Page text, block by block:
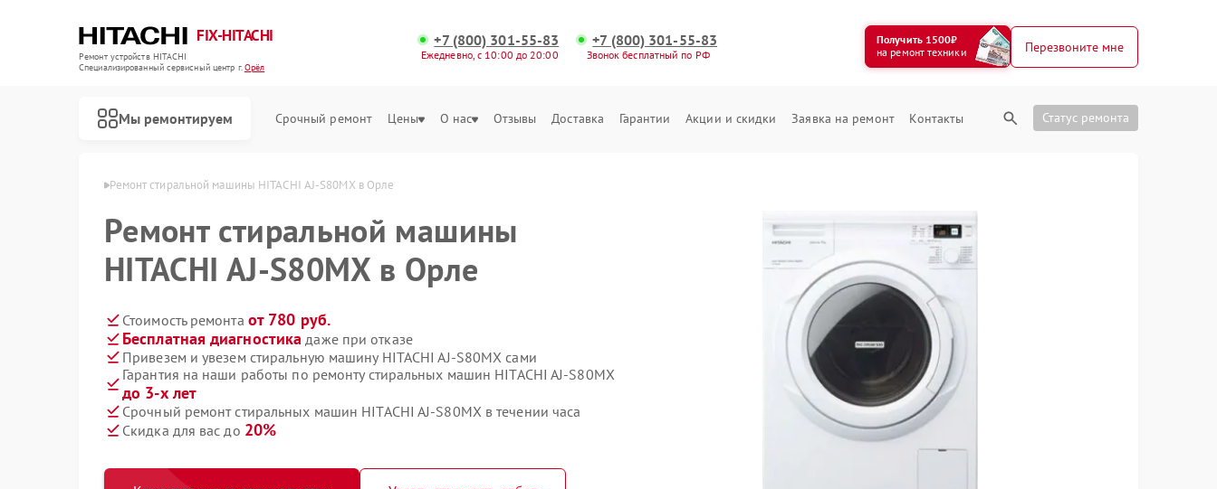
FIX-HITACHI
Ремонт устройств HITACHI
Специализированный cервисный центр г.Орёл
+7 (800) 301-55-83
Ежедневно, с 10:00 до 20:00
+7 (800) 301-55-83
Звонок бесплатный по РФ
Получить 1500₽
на ремонт техники
Перезвоните мне
Мы ремонтируем Срочный ремонт Цены О нас Отзывы Доставка Гарантии Акции и скидки Заявка на ремонт Контакты Статус ремонта
Ремонт стиральной машины HITACHI AJ-S80MX в Орле
Ремонт стиральной машины
HITACHI AJ-S80MX в Орле
Стоимость ремонта от 780 руб.
Бесплатная диагностика даже при отказе
Привезем и увезем стиральную машину HITACHI AJ-S80MX сами
Гарантия на наши работы по ремонту стиральных машин HITACHI AJ-S80MX
до 3-х лет
Срочный ремонт стиральных машин HITACHI AJ-S80MX в течении часа
Скидка для вас до 20%